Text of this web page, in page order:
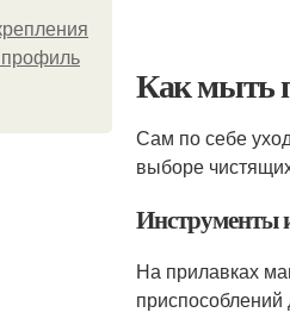
профиль
Как мыть
Сам по себе
выборе
Инструменты
На прилавках
приспособлений